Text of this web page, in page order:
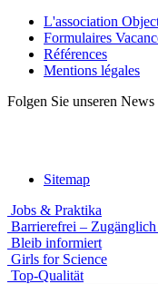
L'association
Formulaires
Références
Mentions légales
Folgen Sie unseren
Sitemap
Jobs & Praktika
Barrierefrei –
Bleib informiert
Girls for Science
Top-Qualität